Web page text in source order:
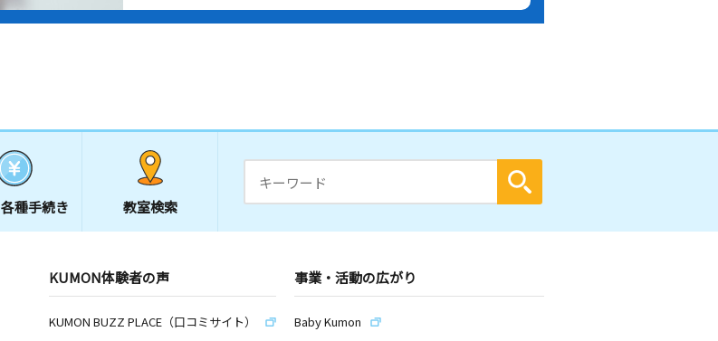
各種手続き 教室検索
KUMON体験者の声
KUMON BUZZ PLACE（口コミサイト）
事業・活動の広がり
Baby Kumon